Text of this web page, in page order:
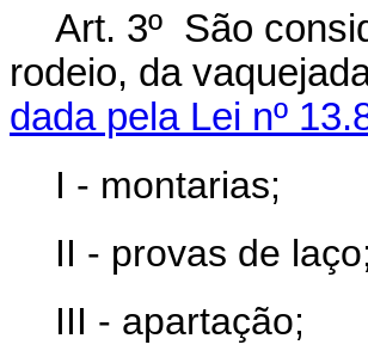
Art. 3º São
rodeio, da
dada pela Lei nº
I - montarias;
II - provas de laço;
III - apartação;